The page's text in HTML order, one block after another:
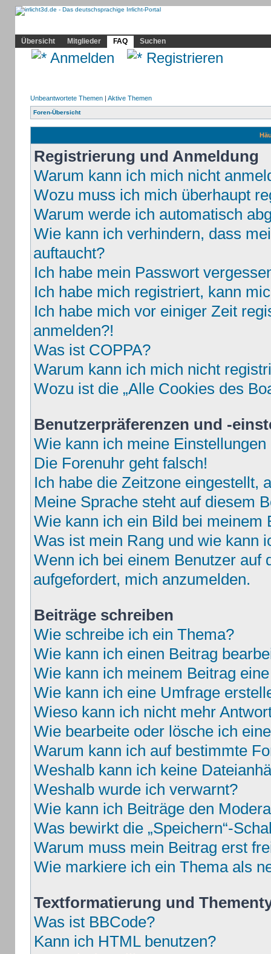
Übersicht
Mitglieder FAQ Suchen
Anmelden Registrieren
Unbeantwortete Themen| Aktive Themen
Foren-Übersicht
Registrierung und Anmeldung
Warum kann ich mich nicht
Wozu muss ich mich überhaupt
Warum werde ich automatisch
Wie kann ich verhindern, dass
auftaucht?
Ich habe mein Passwort
Ich habe mich registriert, kann
Ich habe mich vor einiger Zeit
anmelden?!
Was ist COPPA?
Warum kann ich mich nicht
Wozu ist die „Alle Cookies des
Benutzerpräferenzen und -
Wie kann ich meine Einstellungen
Die Forenuhr geht falsch!
Ich habe die Zeitzone eingestellt,
Meine Sprache steht auf diesem
Wie kann ich ein Bild bei meinem
Was ist mein Rang und wie kann
Wenn ich bei einem Benutzer auf
aufgefordert, mich anzumelden.
Beiträge schreiben
Wie schreibe ich ein Thema?
Wie kann ich einen Beitrag
Wie kann ich meinem Beitrag
Wie kann ich eine Umfrage
Wieso kann ich nicht mehr
Wie bearbeite oder lösche ich
Warum kann ich auf bestimmte
Weshalb kann ich keine
Weshalb wurde ich verwarnt?
Wie kann ich Beiträge den
Was bewirkt die „Speichern“-
Warum muss mein Beitrag erst
Wie markiere ich ein Thema als
Textformatierung und
Was ist BBCode?
Kann ich HTML benutzen?